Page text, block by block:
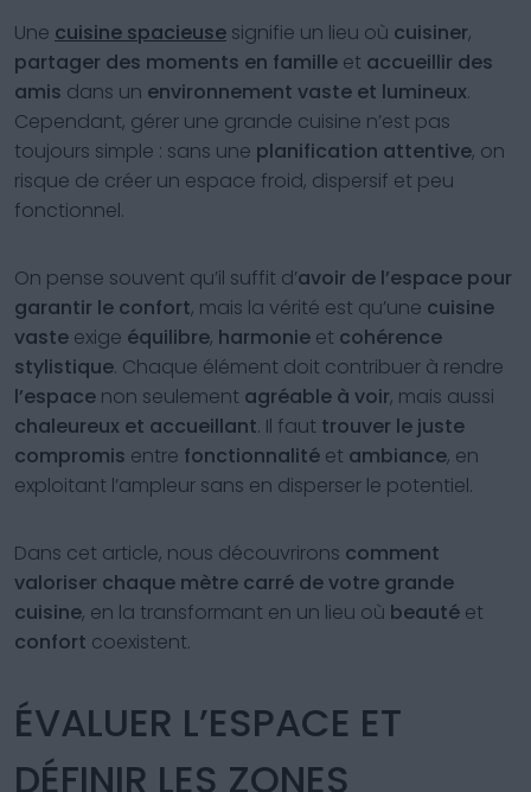
Une cuisine spacieuse signifie un lieu où cuisiner,
partager des moments en famille et accueillir des
amis dans un environnement vaste et lumineux.
Cependant, gérer une grande cuisine n’est pas
toujours simple : sans une planification attentive, on
risque de créer un espace froid, dispersif et peu
fonctionnel.
On pense souvent qu’il suffit d’avoir de l’espace pour
garantir le confort, mais la vérité est qu’une cuisine
vaste exige équilibre, harmonie et cohérence
stylistique. Chaque élément doit contribuer à rendre
l’espace non seulement agréable à voir, mais aussi
chaleureux et accueillant. Il faut trouver le juste
compromis entre fonctionnalité et ambiance, en
exploitant l’ampleur sans en disperser le potentiel.
Dans cet article, nous découvrirons comment
valoriser chaque mètre carré de votre grande
cuisine, en la transformant en un lieu où beauté et
confort coexistent.
ÉVALUER L’ESPACE ET
DÉFINIR LES ZONES